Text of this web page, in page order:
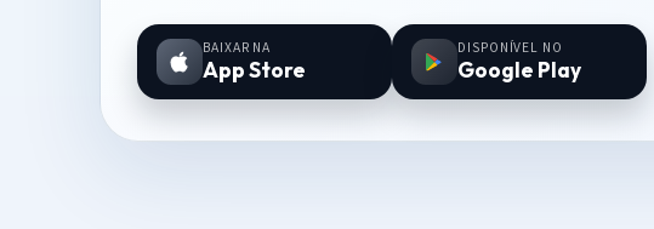
BAIXAR NA
App Store
DISPONÍVEL NO
Google Play